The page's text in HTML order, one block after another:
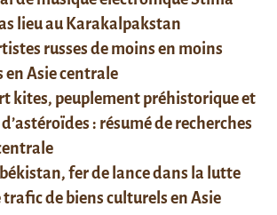
lieu au Karakalpakstan
russes de moins en moins
en Asie centrale
kites, peuplement préhistorique et
: résumé de recherches
fer de lance dans la lutte
de biens culturels en Asie